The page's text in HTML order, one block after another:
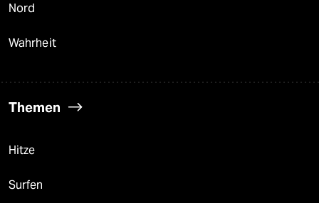
Nord
Wahrheit
Themen
Hitze
Surfen